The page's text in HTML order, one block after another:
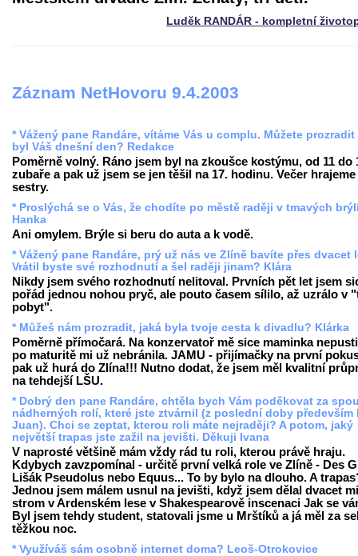
Luděk RANDÁR - kompletní
Záznam NetHovoru 9.4.2003
* Vážený pane Randáre, vítáme Vás u complu. Můžete prozradit
byl Váš dnešní den? Redakce
Poměrně volný. Ráno jsem byl na zkoušce kostýmu, od 11 do
zubaře a pak už jsem se jen těšil na 17. hodinu. Večer
sestry.
* Proslýchá se o Vás, že chodíte po městě raději v tmavých
Hanka
Ani omylem. Brýle si beru do auta a k vodě.
* Vážený pane Randáre, prý už nás ve Zlíně bavíte přes dvacet
Vrátil byste své rozhodnutí a šel raději jinam? Klára
Nikdy jsem svého rozhodnutí nelitoval. Prvních pět let jsem
pořád jednou nohou pryč, ale pouto časem sílilo, až uzrálo v
pobyt".
* Můžeš nám prozradit, jaká byla tvoje cesta k divadlu? Klárka
Poměrně přímočará. Na konzervatoř mě sice maminka
po maturitě mi už nebránila. JAMU - přijímačky na první
pak už hurá do Zlína!!! Nutno dodat, že jsem měl kvalitní
na tehdejší LŠU.
* Dobrý den pane Randáre, chtěla bych Vám poděkovat za
nádherných rolí, které jste ztvárnil (z poslední doby především
Juan). Chci se zeptat, kterou roli máte nejraději? A potom, jaký
největší trapas jste zažil na jevišti. Děkuji Ivana
V naprosté většině mám vždy rád tu roli, kterou právě hraju.
Kdybych zavzpomínal - určitě první velká role ve Zlíně - Des
Lišák Pseudolus nebo Equus... To by bylo na dlouho. A
Jednou jsem málem usnul na jevišti, když jsem dělal dvacet
strom v Ardenském lese v Shakespearově inscenaci Jak se
Byl jsem tehdy student, statovali jsme u Mrštíků a já měl za
těžkou noc.
* Využíváš sám osobně internet doma? Leoš-Otrokovice